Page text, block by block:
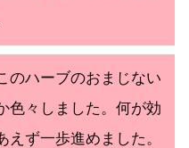
のハーブのおまじない
色々しました。何が効
ず一歩進めました。